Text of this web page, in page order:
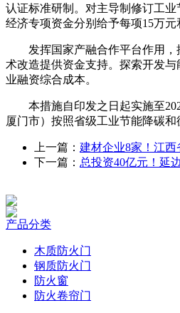
认证标准研制。对主导制修订工
经济专项资金分别给予每项15万元
发挥国家产融合作平台作用，推
术改造提供资金支持。探索开发
业融资综合成本。
本措施自印发之日起实施至
厦门市）按照省级工业节能降碳
上一篇： 建材企业8家！江西
下一篇： 总投资40亿元！延
产品分类
木质防火门
钢质防火门
防火窗
防火卷帘门